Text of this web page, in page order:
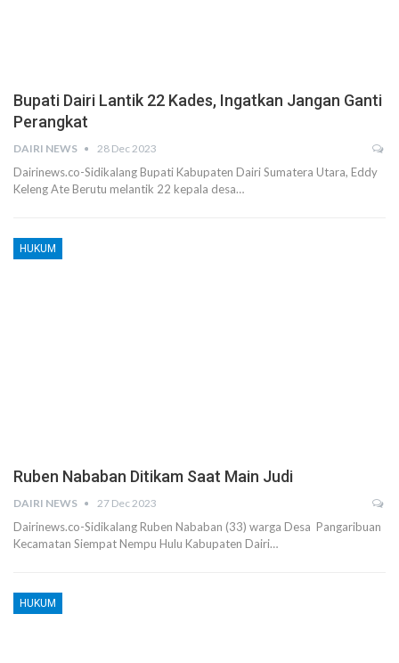
Bupati Dairi Lantik 22 Kades, Ingatkan Jangan Ganti
Perangkat
DAIRI NEWS 28 Dec 2023
Dairinews.co-Sidikalang Bupati Kabupaten Dairi Sumatera Utara, Eddy
Keleng Ate Berutu melantik 22 kepala desa…
HUKUM
Ruben Nababan Ditikam Saat Main Judi
DAIRI NEWS 27 Dec 2023
Dairinews.co-Sidikalang Ruben Nababan (33) warga Desa Pangaribuan
Kecamatan Siempat Nempu Hulu Kabupaten Dairi…
HUKUM